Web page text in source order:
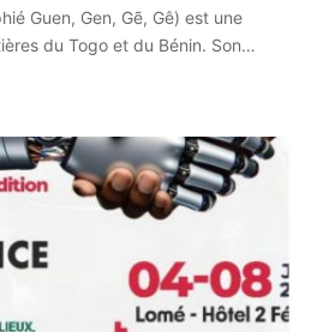
Guen, Gen, Gẽ, Gê) est une
du Togo et du Bénin. Son…